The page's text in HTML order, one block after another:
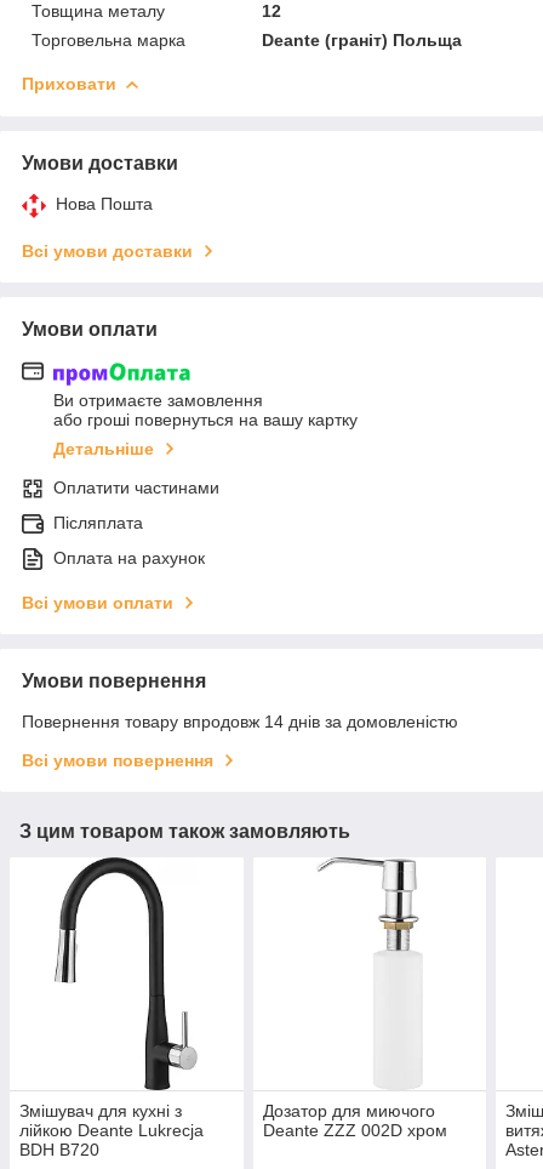
Товщина металу
12
Торговельна марка
Deante (граніт) Польща
Приховати
Умови доставки
Нова Пошта
Всі умови доставки
Умови оплати
Ви отримаєте замовлення
або гроші повернуться на вашу картку
Детальніше
Оплатити частинами
Післяплата
Оплата на рахунок
Всі умови оплати
Умови повернення
Повернення товару впродовж 14 днів за домовленістю
Всі умови повернення
З цим товаром також замовляють
Змішувач для кухні з
лійкою Deante Lukrecja
BDH B720
Дозатор для миючого
Deante ZZZ 002D хром